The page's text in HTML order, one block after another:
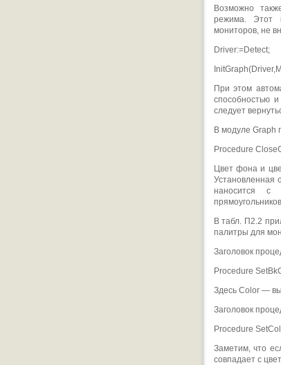
Возможно
режима. Этот
мониторов, не
Driver:=Detect;
При этом
способностью
следует
В модуле Graph
Procedure
Цвет фона и
Установленная
наносится с
В табл. П2.2
палитры для
Заголовок
Procedure
Здесь Color —
Заголовок
Procedure
Заметим, что
совпадает с